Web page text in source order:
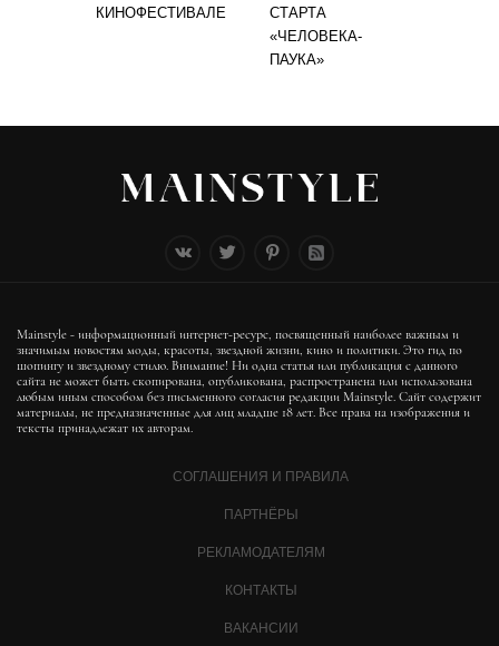
КИНОФЕСТИВАЛЕ
СТАРТА
«ЧЕЛОВЕКА-
ПАУКА»
Mainstyle - информационный интернет-ресурс, посвященный наиболее важным и
значимым новостям моды, красоты, звездной жизни, кино и политики. Это гид по
шопингу и звездному стилю. Внимание! Ни одна статья или публикация с данного
сайта не может быть скопирована, опубликована, распространена или использована
любым иным способом без письменного согласия редакции Mainstyle. Сайт содержит
материалы, не предназначенные для лиц младше 18 лет. Все права на изображения и
тексты принадлежат их авторам.
СОГЛАШЕНИЯ И ПРАВИЛА
ПАРТНЁРЫ
РЕКЛАМОДАТЕЛЯМ
КОНТАКТЫ
ВАКАНСИИ